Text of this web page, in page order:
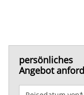
persönliches
Angebot